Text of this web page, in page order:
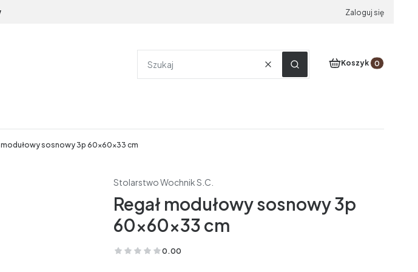
Zaloguj się
WyczyśćSzukaj
Produkty w
Koszyk
modułowy sosnowy 3p 60x60x33 cm
Stolarstwo Wochnik S.C.
Regał modułowy sosnowy 3p
60x60x33 cm
0.00
(Oceny: 0 Recenzje: 0)